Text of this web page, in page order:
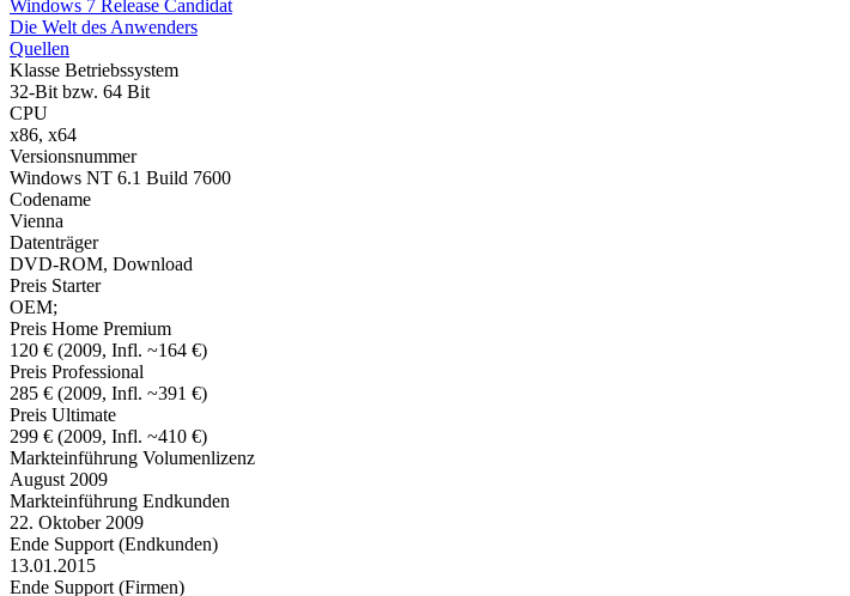
Windows 7 Release Candidat
Die Welt des Anwenders
Quellen
Klasse Betriebssystem
32-Bit bzw. 64 Bit
CPU
x86, x64
Versionsnummer
Windows NT 6.1 Build 7600
Codename
Vienna
Datenträger
DVD-ROM, Download
Preis Starter
OEM;
Preis Home Premium
120 € (2009, Infl. ~164 €)
Preis Professional
285 € (2009, Infl. ~391 €)
Preis Ultimate
299 € (2009, Infl. ~410 €)
Markteinführung Volumenlizenz
August 2009
Markteinführung Endkunden
22. Oktober 2009
Ende Support (Endkunden)
13.01.2015
Ende Support (Firmen)